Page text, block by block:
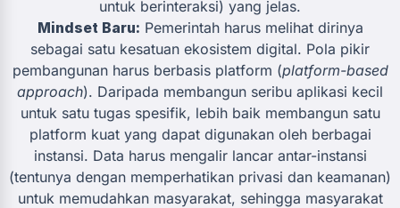
untuk berinteraksi) yang jelas.
Mindset Baru: Pemerintah harus melihat dirinya
sebagai satu kesatuan ekosistem digital. Pola pikir
pembangunan harus berbasis platform (platform-based
approach). Daripada membangun seribu aplikasi kecil
untuk satu tugas spesifik, lebih baik membangun satu
platform kuat yang dapat digunakan oleh berbagai
instansi. Data harus mengalir lancar antar-instansi
(tentunya dengan memperhatikan privasi dan keamanan)
untuk memudahkan masyarakat, sehingga masyarakat